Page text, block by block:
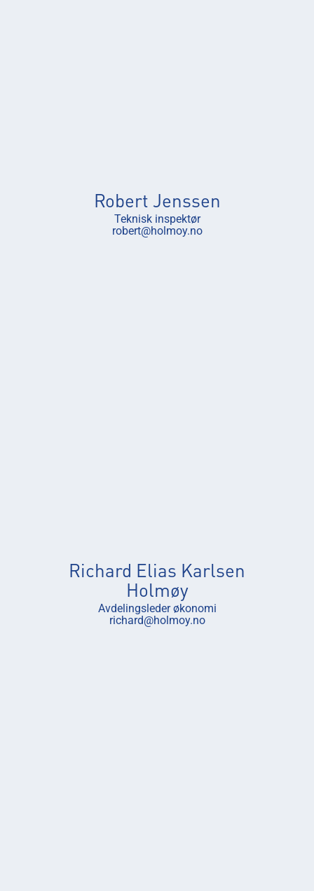
Robert Jenssen
Teknisk inspektør
robert@holmoy.no
Richard Elias Karlsen
Holmøy
Avdelingsleder økonomi
richard@holmoy.no